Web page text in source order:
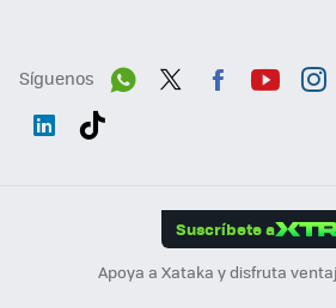
Síguenos
Suscríbete a
Apoya a Xataka y disfruta